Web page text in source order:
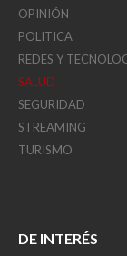
OPINIÓN
POLITICA
REDES Y
SALUD
SEGURIDAD
STREAMING
TURISMO
DE INTERÉS